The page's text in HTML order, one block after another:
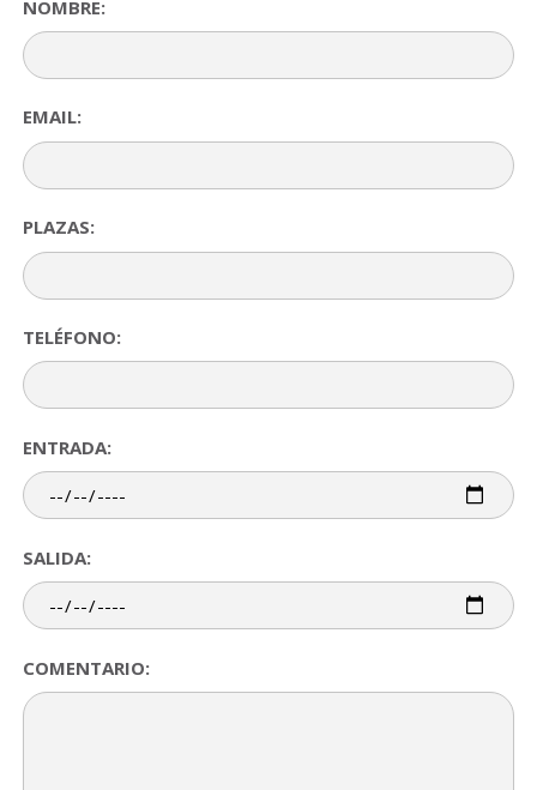
NOMBRE:
EMAIL:
PLAZAS:
TELÉFONO:
ENTRADA:
SALIDA:
COMENTARIO: